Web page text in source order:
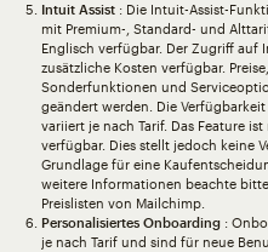
Intuit Assist: Die Intuit-Assist-
mit Premium-, Standard- und
Englisch verfügbar. Der Zugriff auf
zusätzliche Kosten verfügbar.
Sonderfunktionen und
geändert werden. Die
variiert je nach Tarif. Das Feature
verfügbar. Dies stellt jedoch keine
Grundlage für eine
weitere Informationen beachte
Preislisten von Mailchimp.
Personalisiertes Onboarding:
je nach Tarif und sind für neue